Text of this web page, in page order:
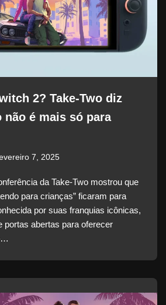
2? Take-Two diz
não é mais só para
7, 2025
da Take-Two mostrou que
para crianças” ficaram para
por suas franquias icônicas,
portas abertas para oferecer